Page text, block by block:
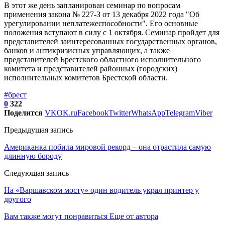
В этот же день запланирован семинар по вопросам
применения закона № 227-З от 13 декабря 2022 года "Об
урегулировании неплатежеспособности". Его основные
положения вступают в силу с 1 октября. Семинар пройдет для
представителей заинтересованных государственных органов,
банков и антикризисных управляющих, а также
представителей Брестского областного исполнительного
комитета и представителей районных (городских)
исполнительных комитетов Брестской области.
#брест
0 322
Поделится VKOK.ruFacebookTwitterWhatsAppTelegramViber
Предыдущая запись
Американка побила мировой рекорд – она отрастила самую
длинную бороду
Следующая запись
На «Варшавском мосту» один водитель украл принтер у
другого
Вам также могут понравиться Еще от автора